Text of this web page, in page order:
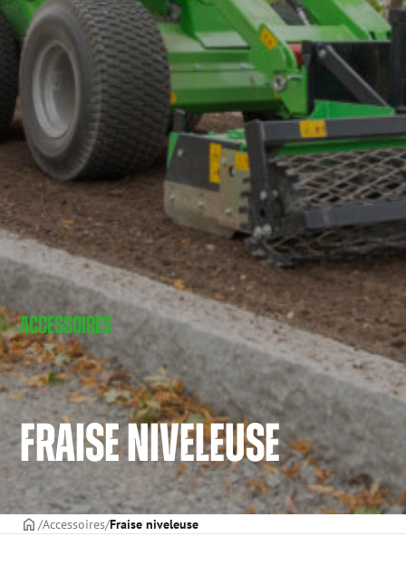
ACCESSOIRES
FRAISE NIVELEUSE
PAGE DE COUVERTURE
Accessoires Fraise niveleuse